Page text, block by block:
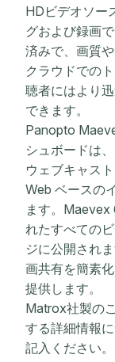
HDビデオソー
グおよび録画
済みで、画質
クラウドでの
聴者にはより
できます。
Panopto
シュボードは
ウェブキャス
Web ベースの
ます。Maevex
れたすべての
ジに公開され
画共有を簡素
提供します。
Matrox社製の
する詳細情報
記入ください。